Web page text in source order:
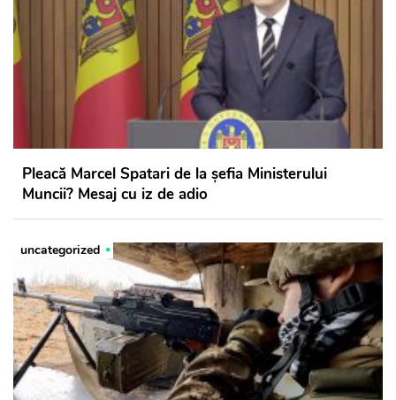
Pleacă Marcel Spatari de la șefia Ministerului
Muncii? Mesaj cu iz de adio
uncategorized